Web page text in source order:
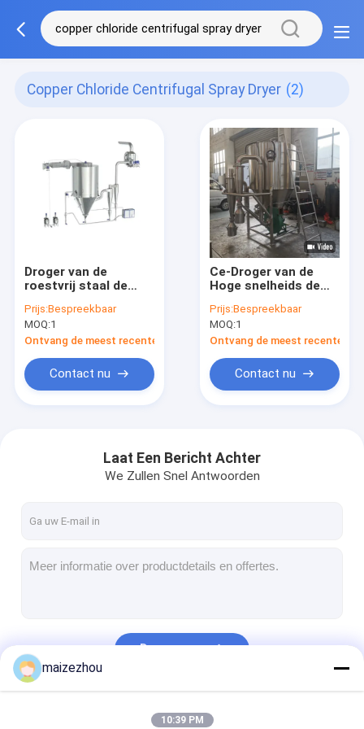
Copper Chloride Centrifugal Spray Dryer (2)
Droger van de
roestvrij staal de
Prijs:Bespreekbaar
MOQ:1
Ontvang de meest recente Prijs
Contact nu
Ce-Droger van de
Hoge snelheids de
voor het
Koperchloride van
het Calciumlactaat
Prijs:Bespreekbaar
MOQ:1
Ontvang de meest recente
Contact nu
Laat Een Bericht Achter
We Zullen Snel Antwoorden
Doorgaan
maizezhou
10:39 PM